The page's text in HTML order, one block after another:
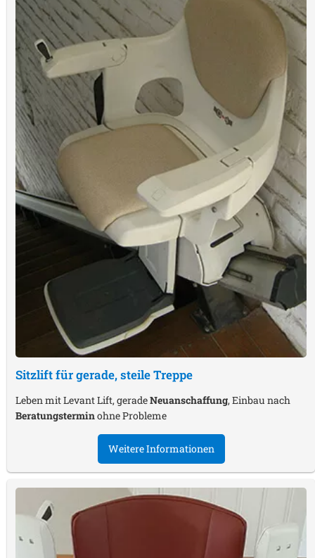
Sitzlift für gerade, steile Treppe
Leben mit Levant Lift, geradeNeuanschaffung, Einbau nach
Beratungsterminohne Probleme
Weitere Informationen